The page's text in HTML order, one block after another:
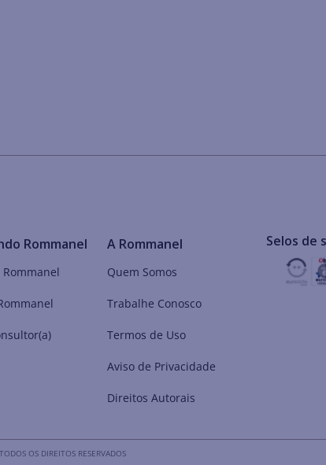
Rommanel A Rommanel
Quem Somos
Trabalhe Conosco
Termos de Uso
Aviso de Privacidade
Direitos Autorais
Selos de
OS DIREITOS RESERVADOS